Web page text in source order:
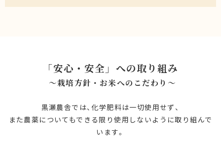
「安心・安全」への取り組み
～栽培方針・お米へのこだわり〜
黒瀬農舎では、化学肥料は一切使用せず、
また農薬についてもできる限り使用しないように取り組んで
います。